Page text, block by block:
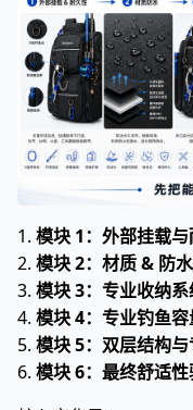
1. 模块 1：外部挂载
2. 模块 2：材质 & 防
3. 模块 3：专业收纳
4. 模块 4：专业钓鱼
5. 模块 5：双层结构
6. 模块 6：最终舒适